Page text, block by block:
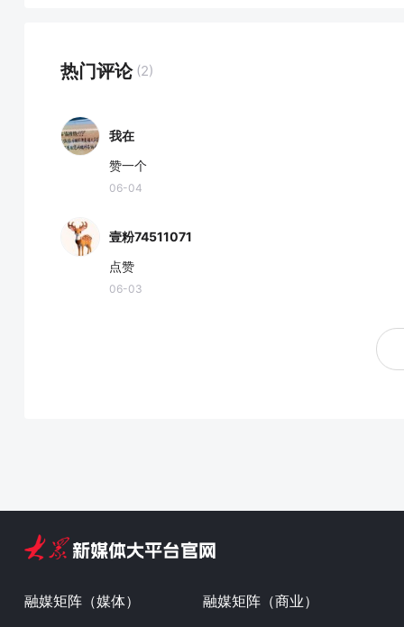
热门评论 (2)
我在
赞一个
06-04
壹粉74511071
点赞
06-03
融媒矩阵（媒体） 融媒矩阵（商业）